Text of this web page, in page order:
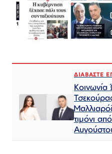
ΔΙΑΒΑΣΤΕ
τιμόνι